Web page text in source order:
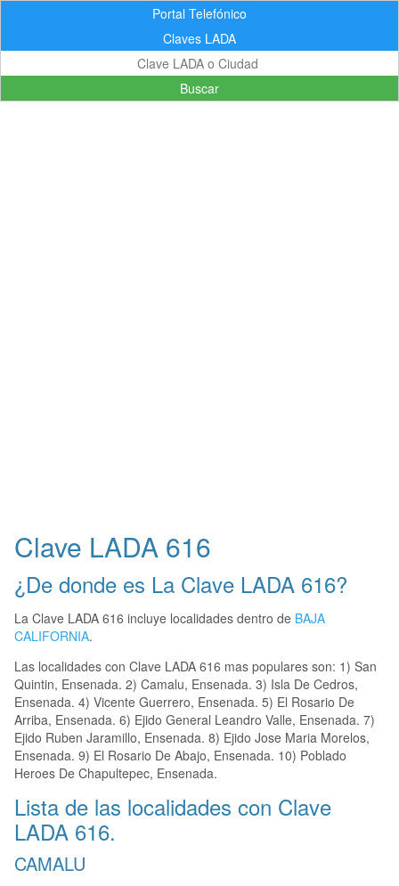
Portal Telefónico
Claves LADA
Buscar
Clave LADA 616
¿De donde es La Clave LADA 616?
La Clave LADA 616 incluye localidades dentro de BAJA
CALIFORNIA.
Las localidades con Clave LADA 616 mas populares son: 1) San
Quintin, Ensenada. 2) Camalu, Ensenada. 3) Isla De Cedros,
Ensenada. 4) Vicente Guerrero, Ensenada. 5) El Rosario De
Arriba, Ensenada. 6) Ejido General Leandro Valle, Ensenada. 7)
Ejido Ruben Jaramillo, Ensenada. 8) Ejido Jose Maria Morelos,
Ensenada. 9) El Rosario De Abajo, Ensenada. 10) Poblado
Heroes De Chapultepec, Ensenada.
Lista de las localidades con Clave
LADA 616.
CAMALU